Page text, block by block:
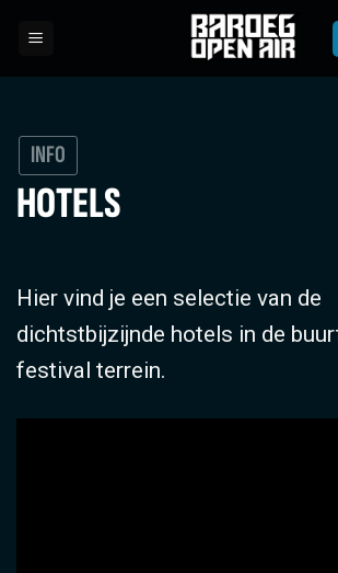
naar
INFO
HOTELS
Hier vind je een selectie van de
dichtstbijzijnde hotels in de
festival terrein.